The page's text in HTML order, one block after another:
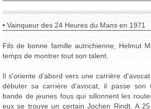
• Vainqueur des 24 Heures du Mans en 1971
Fils de bonne famille autrichienne, Helmut
temps de montrer tout son talent.
Il s'oriente d'abord vers une carrière
débuter sa carrière d'avocat, il passe son
bande de jeunes fous qui sillonnent les
eux se trouve un certain Jochen Rindt. A